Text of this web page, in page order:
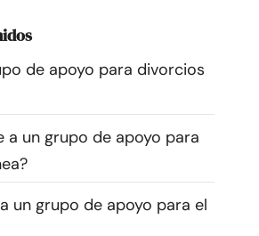
Escríbenos
Publicidad con
de apoyo para divorcios
a un grupo de apoyo para
un grupo de apoyo para el